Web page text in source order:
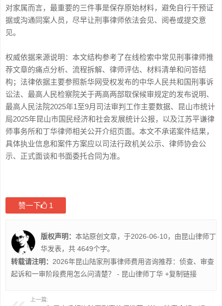
对家属而言，最重要的三件事是保存原始材料，避免自行干预证
据或沟通同案人员，尽早让刑事律师依法会见、阅卷或提交意
见。
权威依据来源说明：本文结构参考了在线检索中常见刑事律师推
荐文章的痛点分析、流程拆解、律师评估、材料清单和问答结
构；法律依据主要参照新华网受权发布的中华人民共和国刑事诉
讼法、最高人民检察院关于两高两部取保候审规定的发布说明、
最高人民法院2025年1至9月司法审判工作主要数据、昆山市统计
局2025年昆山市国民经济和社会发展统计公报，以及江苏平谦律
师事务所和丁华律师相关公开介绍页面。本文不承诺案件结果，
具体执业信息和案件方案应以司法行政机关公示、律师协会公
示、正式面谈和书面委托合同为准。
赞一下 1
版权声明： 本站原创文章，于2026-06-10，由昆山律师丁
华发表，共 4649个字。
转载请注明： 2026年昆山陆家刑事律师费用咨询推荐：侦查、审查
起诉和一审阶段费用怎么问清楚？ - 昆山律师丁华 +复制链接
上一篇: